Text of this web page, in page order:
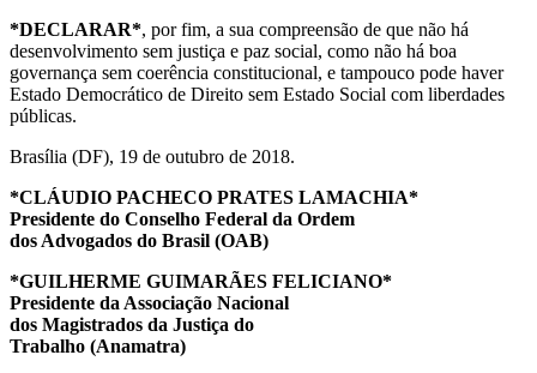
*DECLARAR*, por fim, a sua compreensão de que não há
desenvolvimento sem justiça e paz social, como não há boa
governança sem coerência constitucional, e tampouco pode haver
Estado Democrático de Direito sem Estado Social com liberdades
públicas.
Brasília (DF), 19 de outubro de 2018.
*CLÁUDIO PACHECO PRATES LAMACHIA*
Presidente do Conselho Federal da Ordem
dos Advogados do Brasil (OAB)
*GUILHERME GUIMARÃES FELICIANO*
Presidente da Associação Nacional
dos Magistrados da Justiça do
Trabalho (Anamatra)